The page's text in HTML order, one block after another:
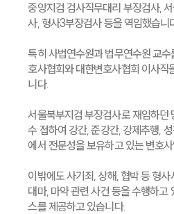
중앙지검 검사직무대리 부장검사,
사, 형사3부장검사 등을 역임했습니
특히 사법연수원과 법무연수원 교
호사협회와 대한변호사협회 이사직
니다.
서울북부지검 부장검사로 재임하던
수 접하여 강간, 준강간, 강제추행,
에서 전문성을 보유하고 있는 변호
이밖에도 사기죄, 상해, 협박 등 형
대마, 마약 관련 사건 등을 수행하고
스를 제공하고 있습니다.